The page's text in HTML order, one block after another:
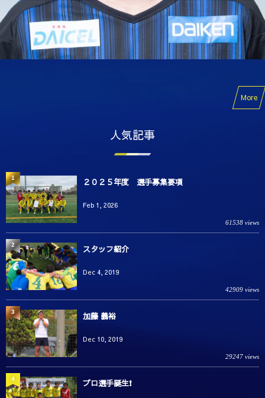
More
人気記事
２０２５年度 選手募集要項
Feb 1, 2026
61538 views
1
スタッフ紹介
Dec 4, 2019
42909 views
2
加藤 義裕
Dec 10, 2019
29247 views
3
プロ選手誕生❗️
4